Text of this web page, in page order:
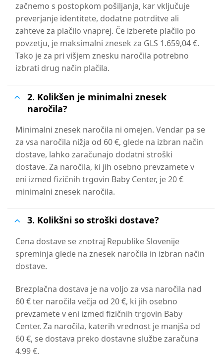
začnemo s postopkom pošiljanja, kar vključuje
preverjanje identitete, dodatne potrditve ali
zahteve za plačilo vnaprej. Če izberete plačilo po
povzetju, je maksimalni znesek za GLS 1.659,04 €.
Tako je za pri višjem znesku naročila potrebno
izbrati drug način plačila.
2. Kolikšen je minimalni znesek
naročila?
Minimalni znesek naročila ni omejen. Vendar pa se
za vsa naročila nižja od 60 €, glede na izbran način
dostave, lahko zaračunajo dodatni stroški
dostave. Za naročila, ki jih osebno prevzamete v
eni izmed fizičnih trgovin Baby Center, je 20 €
minimalni znesek naročila.
3. Kolikšni so stroški dostave?
Cena dostave se znotraj Republike Slovenije
spreminja glede na znesek naročila in izbran način
dostave.
Brezplačna dostava je na voljo za vsa naročila nad
60 € ter naročila večja od 20 €, ki jih osebno
prevzamete v eni izmed fizičnih trgovin Baby
Center. Za naročila, katerih vrednost je manjša od
60 €, se dostava preko dostavne službe zaračuna
4,99 €.